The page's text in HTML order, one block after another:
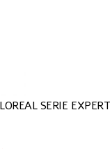
LOREAL SERIE EXPERT | שמפו סילבר לשיער אפור ו/או לבן | 500 מ"ל